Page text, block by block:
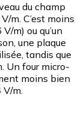
du champ
m. C’est moins
m) ou qu’un
une plaque
tandis que
Un four micro-
moins bien
m.